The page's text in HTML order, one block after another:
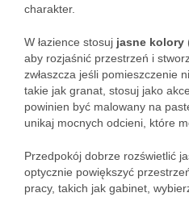
charakter.
W łazience stosuj jasne kolory
aby rozjaśnić przestrzeń i
zwłaszcza jeśli pomieszczenie
takie jak granat, stosuj jako
powinien być malowany na
unikaj mocnych odcieni, które
Przedpokój dobrze rozświetlić
optycznie powiększyć
pracy, takich jak gabinet,